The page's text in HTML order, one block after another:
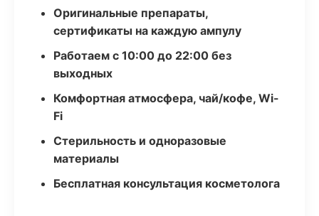
Оригинальные препараты,
сертификаты на каждую ампулу
Работаем с 10:00 до 22:00 без
выходных
Комфортная атмосфера, чай/кофе, Wi-
Fi
Стерильность и одноразовые
материалы
Бесплатная консультация косметолога